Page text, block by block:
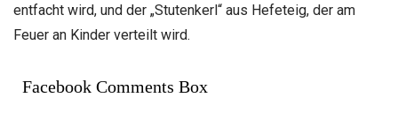
entfacht wird, und der „Stutenkerl“ aus Hefeteig, der am
Feuer an Kinder verteilt wird.
Facebook Comments Box